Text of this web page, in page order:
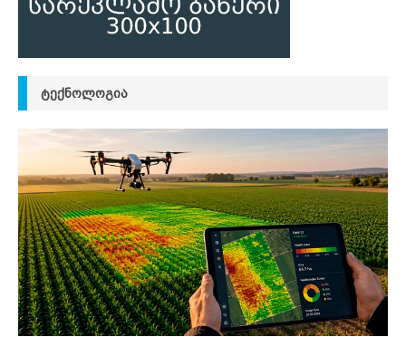
ᲢᲔᲥᲜᲝᲚᲝᲒᲘᲐ